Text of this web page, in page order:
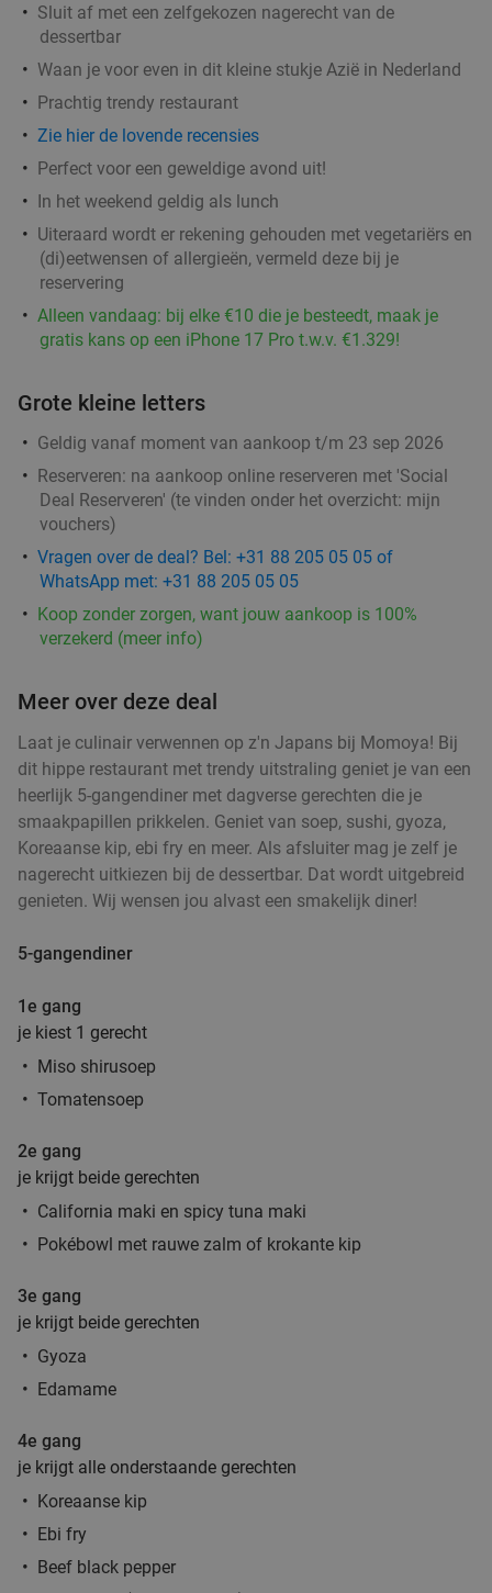
Sluit af met een zelfgekozen nagerecht van de
dessertbar
Waan je voor even in dit kleine stukje Azië in Nederland
Prachtig trendy restaurant
Zie hier de lovende recensies
Perfect voor een geweldige avond uit!
In het weekend geldig als lunch
Uiteraard wordt er rekening gehouden met vegetariërs en
(di)eetwensen of allergieën, vermeld deze bij je
reservering
Alleen vandaag: bij elke €10 die je besteedt, maak je
gratis kans op een iPhone 17 Pro t.w.v. €1.329!
Grote kleine letters
Geldig vanaf moment van aankoop t/m 23 sep 2026
Reserveren: na aankoop online reserveren met 'Social
Deal Reserveren' (te vinden onder het overzicht: mijn
vouchers)
Vragen over de deal? Bel: +31 88 205 05 05 of
WhatsApp met: +31 88 205 05 05
Koop zonder zorgen, want jouw aankoop is 100%
verzekerd (meer info)
Meer over deze deal
Laat je culinair verwennen op z'n Japans bij Momoya! Bij
dit hippe restaurant met trendy uitstraling geniet je van een
heerlijk 5-gangendiner met dagverse gerechten die je
smaakpapillen prikkelen. Geniet van soep, sushi, gyoza,
Koreaanse kip, ebi fry en meer. Als afsluiter mag je zelf je
nagerecht uitkiezen bij de dessertbar. Dat wordt uitgebreid
genieten. Wij wensen jou alvast een smakelijk diner!
5-gangendiner
1e gang
je kiest 1 gerecht
Miso shirusoep
Tomatensoep
2e gang
je krijgt beide gerechten
California maki en spicy tuna maki
Pokébowl met rauwe zalm of krokante kip
3e gang
je krijgt beide gerechten
Gyoza
Edamame
4e gang
je krijgt alle onderstaande gerechten
Koreaanse kip
Ebi fry
Beef black pepper